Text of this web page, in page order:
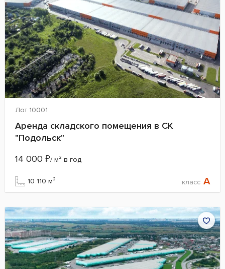
Лот 10001
Аренда складского помещения в СК
"Подольск"
14 000 ₽/ м² в год
10 110 м² класс A